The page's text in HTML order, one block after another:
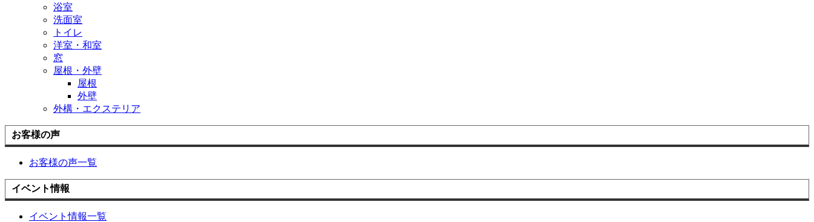
浴室
洗面室
トイレ
洋室・和室
窓
屋根・外壁
屋根
外壁
外構・エクステリア
お客様の声
お客様の声一覧
イベント情報
イベント情報一覧